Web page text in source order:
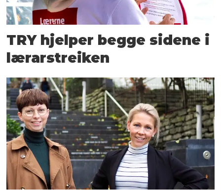
TRY hjelper begge sidene i
lærarstreiken